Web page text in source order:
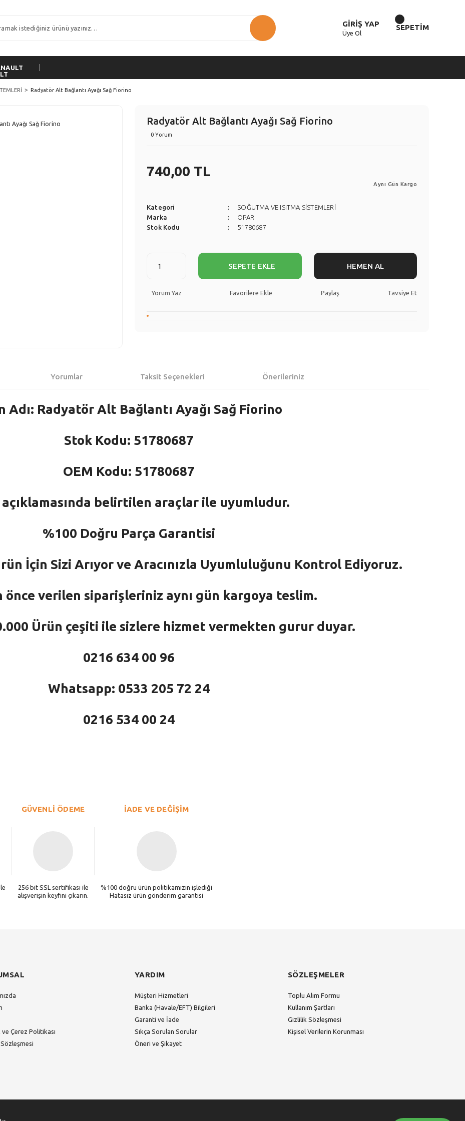
GİRİŞ YAP
Üye Ol
SEPETİM
Radyatör Alt Bağlantı Ayağı Sağ Fiorino
Radyatör Alt Bağlantı Ayağı Sağ Fiorino
0 Yorum
740,00 TL
Aynı Gün Kargo
Kategori
SOĞUTMA VE ISITMA SİSTEMLERİ
Marka
OPAR
Stok Kodu
51780687
SEPETE EKLE HEMEN AL
Yorum Yaz Paylaş Tavsiye Et
Yorumlar Taksit Seçenekleri Önerileriniz
Adı: Radyatör Alt Bağlantı Ayağı Sağ Fiorino
Stok Kodu: 51780687
OEM Kodu: 51780687
belirtilen araçlar ile uyumludur.
%100 Doğru Parça Garantisi
İçin Sizi Arıyor ve Aracınızla Uyumluluğunu Kontrol Ediyoruz.
önce verilen siparişleriniz aynı gün kargoya teslim.
Ürün çeşiti ile sizlere hizmet vermekten gurur duyar.
0216 634 00 96
Whatsapp: 0533 205 72 24
0216 534 00 24
GÜVENLİ ÖDEME
256 bit SSL sertifikası ile
alışverişin keyfini çıkarın.
İADE VE DEĞİŞİM
%100 doğru ürün politikamızın işlediği
Hatasız ürün gönderim garantisi
Çerez Politikası
YARDIM
Müşteri Hizmetleri
Banka (Havale/EFT) Bilgileri
Garanti ve İade
Sıkça Sorulan Sorular
Öneri ve Şikayet
SÖZLEŞMELER
Toplu Alım Formu
Kullanım Şartları
Gizlilik Sözleşmesi
Kişisel Verilerin Korunması